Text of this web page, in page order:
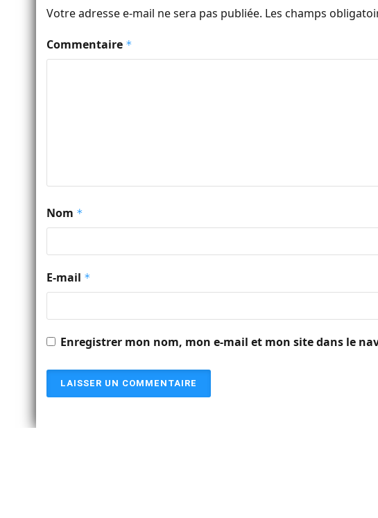
Votre adresse e-mail ne sera pas publiée. Les champs
Commentaire *
Nom *
E-mail *
Enregistrer mon nom, mon e-mail et mon site dans le